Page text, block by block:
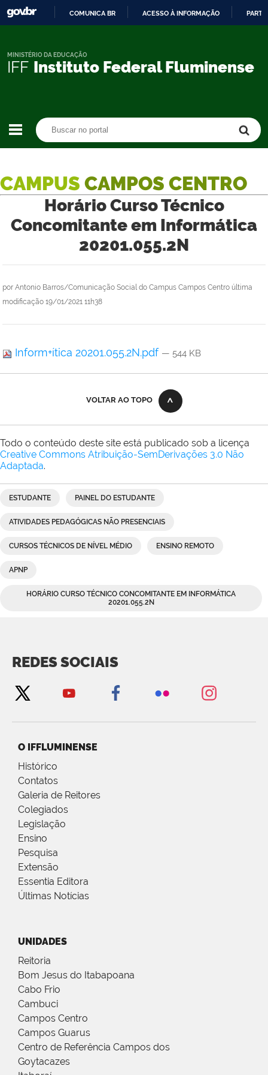
CONTEÚDO
COMUNICA BR ACESSO À INFORMAÇÃO
IFF Instituto Federal Fluminense
MINISTÉRIO DA EDUCAÇÃO
CAMPUS CAMPOS CENTRO
Horário Curso Técnico
Concomitante em Informática
20201.055.2N
por Antonio Barros/Comunicação Social do Campus Campos Centro última
modificação 19/01/2021 11h38
Inform+ítica 20201.055.2N.pdf — 544 KB
VOLTAR AO TOPO
Todo o conteúdo deste site está publicado sob a licença
Creative Commons Atribuição-SemDerivações 3.0 Não
Adaptada.
ESTUDANTE PAINEL DO ESTUDANTE
ATIVIDADES PEDAGÓGICAS NÃO PRESENCIAIS
CURSOS TÉCNICOS DE NÍVEL MÉDIO ENSINO REMOTO
APNP
HORÁRIO CURSO TÉCNICO CONCOMITANTE EM INFORMÁTICA
20201.055.2N
REDES SOCIAIS
O IFFLUMINENSE
Histórico
Contatos
Galeria de Reitores
Colegiados
Legislação
Ensino
Pesquisa
Extensão
Essentia Editora
Últimas Notícias
UNIDADES
Reitoria
Bom Jesus do Itabapoana
Cabo Frio
Cambuci
Campos Centro
Campos Guarus
Centro de Referência Campos dos
Goytacazes